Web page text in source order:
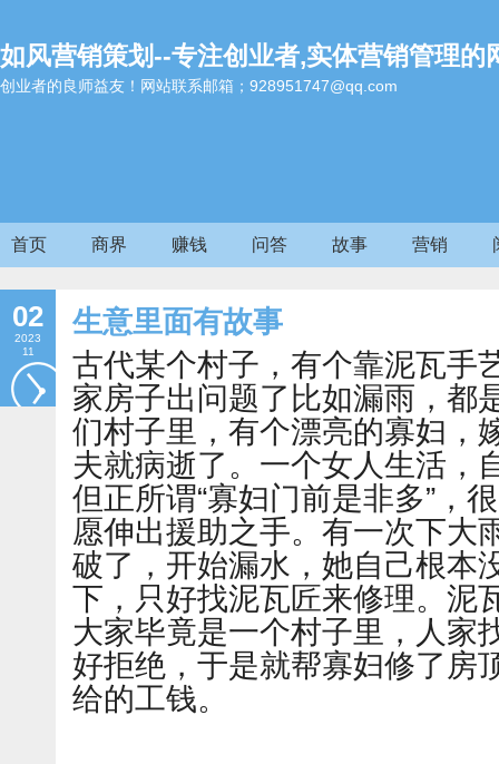
如风营销策划--专注创业者,实体营销管理的
创业者的良师益友！网站联系邮箱；928951747@qq.com
首页 商界 赚钱 问答 故事 营销
02
2023
11
生意里面有故事
古代某个村子，有个靠泥瓦手
家房子出问题了比如漏雨，都
们村子里，有个漂亮的寡妇，
夫就病逝了。一个女人生活，
但正所谓“寡妇门前是非多”，
愿伸出援助之手。有一次下大
破了，开始漏水，她自己根本
下，只好找泥瓦匠来修理。泥
大家毕竟是一个村子里，人家
好拒绝，于是就帮寡妇修了房
给的工钱。